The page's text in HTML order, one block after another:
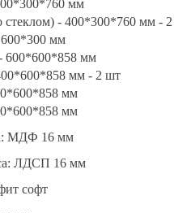
мм
- 400*300*760 мм -
мм
мм
мм - 2 шт
мм
мм
МДФ 16 мм
ЛДСП 16 мм
софт